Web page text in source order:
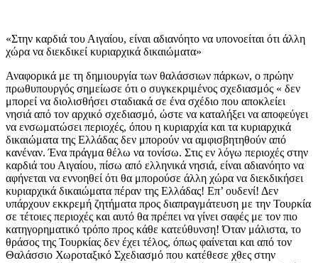
«Στην καρδιά του Αιγαίου, είναι αδιανόητο να υπονοείται ότι άλλη
χώρα να διεκδικεί κυριαρχικά δικαιώματα»
Αναφορικά με τη δημιουργία των θαλάσσιων πάρκων, ο πρώην
πρωθυπουργός σημείωσε ότι ο συγκεκριμένος σχεδιασμός « δεν
μπορεί να διολισθήσει σταδιακά σε ένα σχέδιο που αποκλείει
νησιά από τον αρχικό σχεδιασμό, ώστε να καταλήξει να αποφεύγει
να ενσωματώσει περιοχές, όπου η κυριαρχία και τα κυριαρχικά
δικαιώματα της Ελλάδας δεν μπορούν να αμφισβητηθούν από
κανέναν. Ένα πράγμα θέλω να τονίσω. Στις εν λόγω περιοχές στην
καρδιά του Αιγαίου, πίσω από ελληνικά νησιά, είναι αδιανόητο να
αφήνεται να εννοηθεί ότι θα μπορούσε άλλη χώρα να διεκδικήσει
κυριαρχικά δικαιώματα πέραν της Ελλάδας! Επ’ ουδενί! Δεν
υπάρχουν εκκρεμή ζητήματα προς διαπραγμάτευση με την Τουρκία
σε τέτοιες περιοχές και αυτό θα πρέπει να γίνει σαφές με τον πιο
κατηγορηματικό τρόπο προς κάθε κατεύθυνση! Όταν μάλιστα, το
θράσος της Τουρκίας δεν έχει τέλος, όπως φαίνεται και από τον
Θαλάσσιο Χωροταξικό Σχεδιασμό που κατέθεσε χθες στην